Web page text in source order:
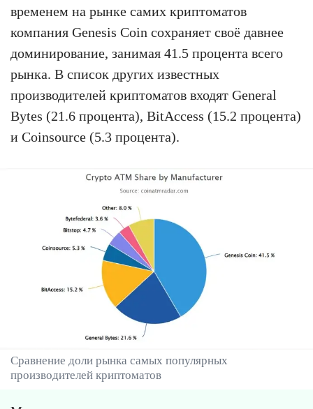
временем на рынке самих криптоматов
компания Genesis Coin сохраняет своё давнее
доминирование, занимая 41.5 процента всего
рынка. В список других известных
производителей криптоматов входят General
Bytes (21.6 процента), BitAccess (15.2 процента)
и Coinsource (5.3 процента).
Сравнение доли рынка самых популярных
производителей криптоматов